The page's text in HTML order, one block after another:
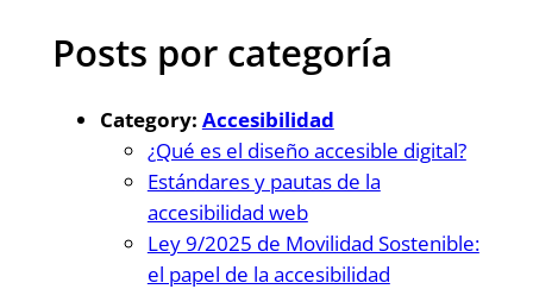
Posts por categoría
Category: Accesibilidad
¿Qué es el diseño accesible digital?
Estándares y pautas de la
accesibilidad web
Ley 9/2025 de Movilidad Sostenible:
el papel de la accesibilidad